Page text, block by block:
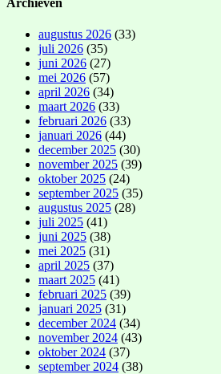
augustus 2026 (33)
juli 2026 (35)
juni 2026 (27)
mei 2026 (57)
april 2026 (34)
maart 2026 (33)
februari 2026 (33)
januari 2026 (44)
december 2025 (30)
november 2025 (39)
oktober 2025 (24)
september 2025 (35)
augustus 2025 (28)
juli 2025 (41)
juni 2025 (38)
mei 2025 (31)
april 2025 (37)
maart 2025 (41)
februari 2025 (39)
januari 2025 (31)
december 2024 (34)
november 2024 (43)
oktober 2024 (37)
september 2024 (38)